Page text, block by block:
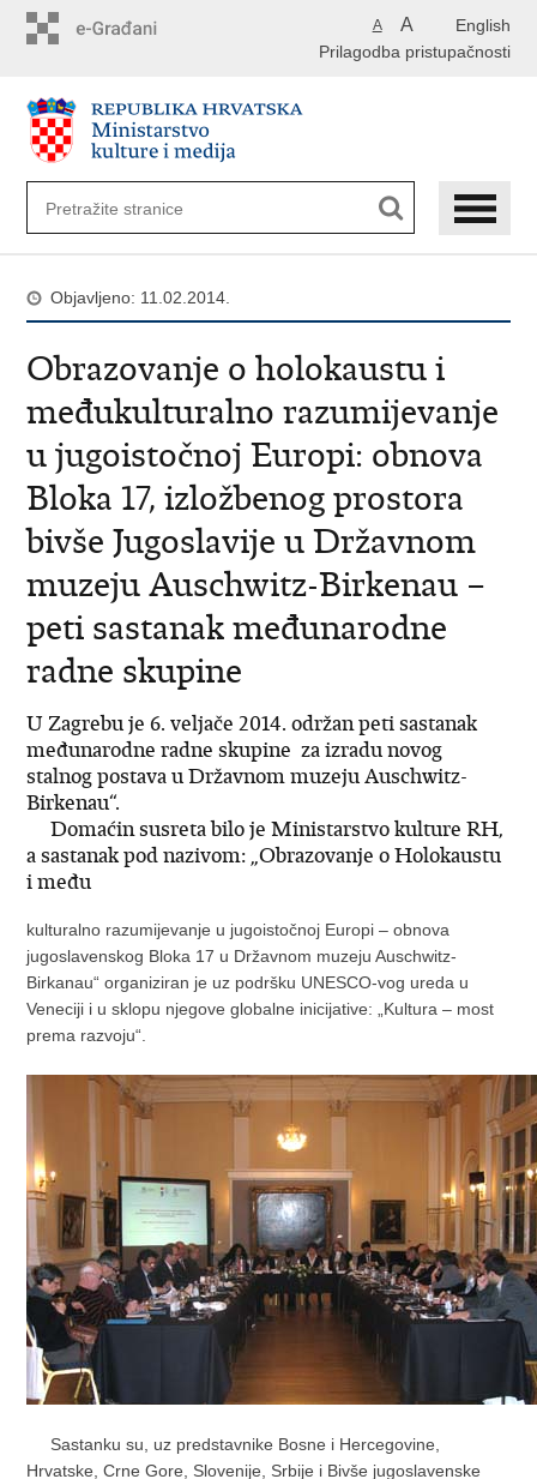
English
A A
Prilagodba pristupačnosti
Objavljeno: 11.02.2014.
Obrazovanje o holokaustu i
međukulturalno razumijevanje
u jugoistočnoj Europi: obnova
Bloka 17, izložbenog prostora
bivše Jugoslavije u Državnom
muzeju Auschwitz-Birkenau –
peti sastanak međunarodne
radne skupine
U Zagrebu je 6. veljače 2014. održan peti sastanak
međunarodne radne skupine za izradu novog
stalnog postava u Državnom muzeju Auschwitz-
Birkenau“.
Domaćin susreta bilo je Ministarstvo kulture RH,
a sastanak pod nazivom: „Obrazovanje o Holokaustu
i među
kulturalno razumijevanje u jugoistočnoj Europi – obnova
jugoslavenskog Bloka 17 u Državnom muzeju Auschwitz-
Birkanau“ organiziran je uz podršku UNESCO-vog ureda u
Veneciji i u sklopu njegove globalne inicijative: „Kultura – most
prema razvoju“.
Sastanku su, uz predstavnike Bosne i Hercegovine,
Hrvatske, Crne Gore, Slovenije, Srbije i Bivše jugoslavenske